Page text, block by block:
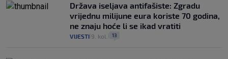
Država iseljava antifašiste: Zgradu
vrijednu milijune eura koriste 70 godina,
ne znaju hoće li se ikad vratiti
VIJESTI 9. kol. 13